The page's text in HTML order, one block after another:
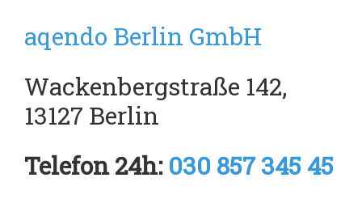
aqendo Berlin GmbH
Wackenbergstraße 142,
13127 Berlin
Telefon 24h: 030 857 345 45